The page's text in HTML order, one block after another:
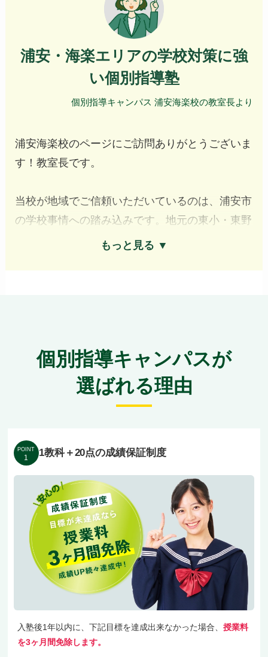
浦安・海楽エリアの学校対策に強
い個別指導塾
個別指導キャンパス 浦安海楽校の教室長より
浦安海楽校のページにご訪問ありがとうございま
す！教室長です。
当校が地域でご信頼いただいているのは、浦安市
の学校事情への踏み込みです。地元の東小・東野
小、浦安中・美浜中、浦安高・東海大浦安高など
ぐ近くで指導しますので、内気なお子様も気軽に
質問できる環境ですよ。
授業料免除の独自保証、お休みもフォローする無
料振替制度を整えました。
JR京葉線「新浦安駅」、東京メトロ東西線「浦
安駅」「南行徳駅」エリアから自転車で通える立
地で、浦安市内・市川市行徳方面のさまざまなご
家庭からお越しいただいている教室です。
お子様の学校に合わせたサポート、無料体験でぜ
ひご相談くださいね！
もっと見る ▼
個別指導キャンパスが
選ばれる理由
POINT
1 1教科＋20点の成績保証制度
入塾後1年以内に、下記目標を達成出来なかった場合、 授業料
を3ヶ月間免除します。